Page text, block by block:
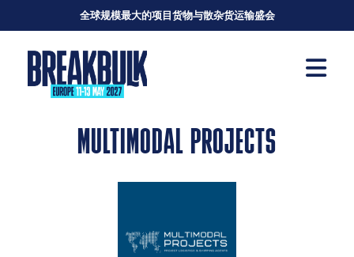
全球规模最大的项目货物与散杂货运输盛会
MULTIMODAL PROJECTS